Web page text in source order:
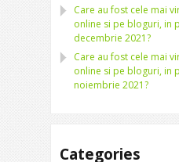
Care au fost cele mai
online si pe bloguri, in
decembrie 2021?
Care au fost cele mai
online si pe bloguri, in
noiembrie 2021?
Categories